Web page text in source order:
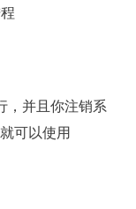
，并且你注销系
可以使用